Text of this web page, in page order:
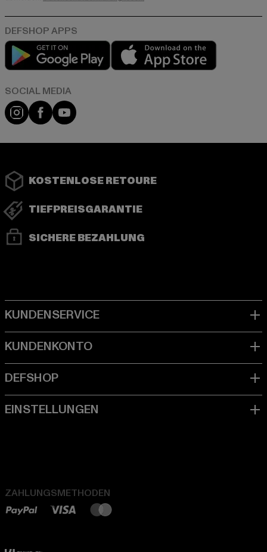
Play market
Instagram
FacebookYouTube
KOSTENLOSE RETOURE
TIEFPREISGARANTIE
SICHERE BEZAHLUNG
ZAHLUNGSMETHODEN